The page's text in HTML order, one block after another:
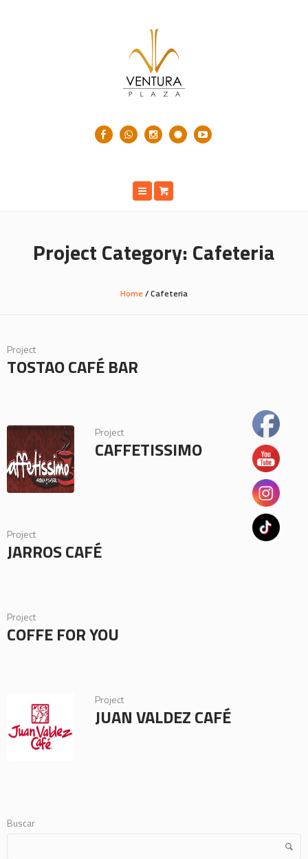
Project Category: Cafeteria
Home /Cafeteria
Project
TOSTAO CAFÉ BAR
Project
CAFFETISSIMO
Project
JARROS CAFÉ
Project
COFFE FOR YOU
Project
JUAN VALDEZ CAFÉ
Buscar